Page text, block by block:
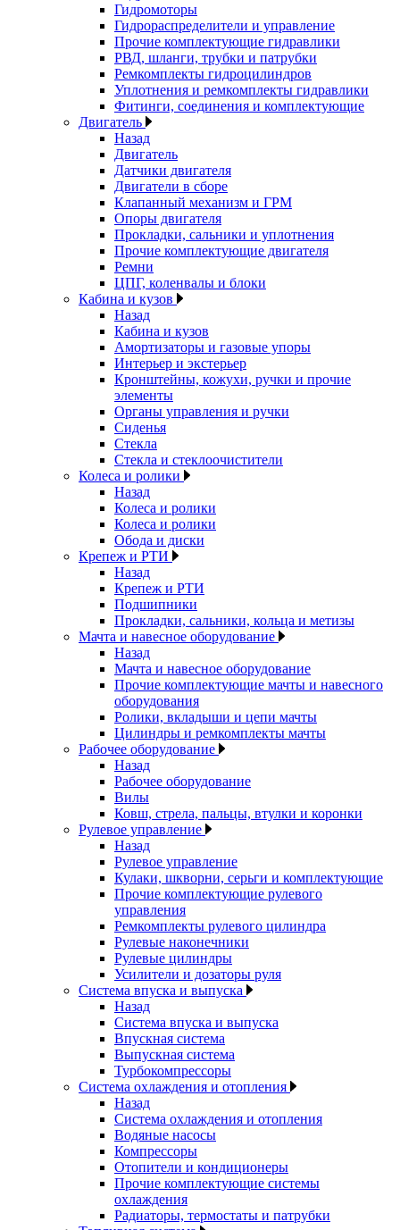
Гидромоторы
Гидрораспределители и управление
Прочие комплектующие гидравлики
РВД, шланги, трубки и патрубки
Ремкомплекты гидроцилиндров
Уплотнения и ремкомплекты гидравлики
Фитинги, соединения и комплектующие
Двигатель
Назад
Двигатель
Датчики двигателя
Двигатели в сборе
Клапанный механизм и ГРМ
Опоры двигателя
Прокладки, сальники и уплотнения
Прочие комплектующие двигателя
Ремни
ЦПГ, коленвалы и блоки
Кабина и кузов
Назад
Кабина и кузов
Амортизаторы и газовые упоры
Интерьер и экстерьер
Кронштейны, кожухи, ручки и прочие
элементы
Органы управления и ручки
Сиденья
Стекла
Стекла и стеклоочистители
Колеса и ролики
Назад
Колеса и ролики
Колеса и ролики
Обода и диски
Крепеж и РТИ
Назад
Крепеж и РТИ
Подшипники
Прокладки, сальники, кольца и метизы
Мачта и навесное оборудование
Назад
Мачта и навесное оборудование
Прочие комплектующие мачты и навесного
оборудования
Ролики, вкладыши и цепи мачты
Цилиндры и ремкомплекты мачты
Рабочее оборудование
Назад
Рабочее оборудование
Вилы
Ковш, стрела, пальцы, втулки и коронки
Рулевое управление
Назад
Рулевое управление
Кулаки, шкворни, серьги и комплектующие
Прочие комплектующие рулевого
управления
Ремкомплекты рулевого цилиндра
Рулевые наконечники
Рулевые цилиндры
Усилители и дозаторы руля
Система впуска и выпуска
Назад
Система впуска и выпуска
Впускная система
Выпускная система
Турбокомпрессоры
Система охлаждения и отопления
Назад
Система охлаждения и отопления
Водяные насосы
Компрессоры
Отопители и кондиционеры
Прочие комплектующие системы
охлаждения
Радиаторы, термостаты и патрубки